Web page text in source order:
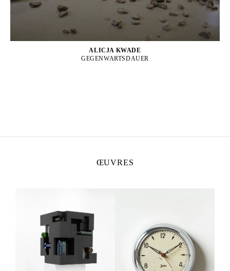
ALICJA KWADE
GEGENWARTSDAUER
ŒUVRES